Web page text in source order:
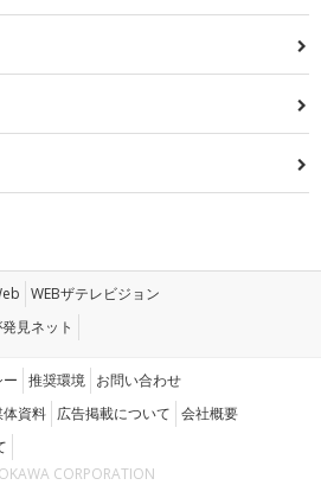
WEBザテレビジョン
見ネット
推奨環境 お問い合わせ
体資料 広告掲載について 会社概要
CORPORATION